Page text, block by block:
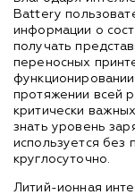
Battery
информации о
получать
переносных
протяжении всей
критически
знать уровень
используется без
круглосуточно.
Литий-ионная